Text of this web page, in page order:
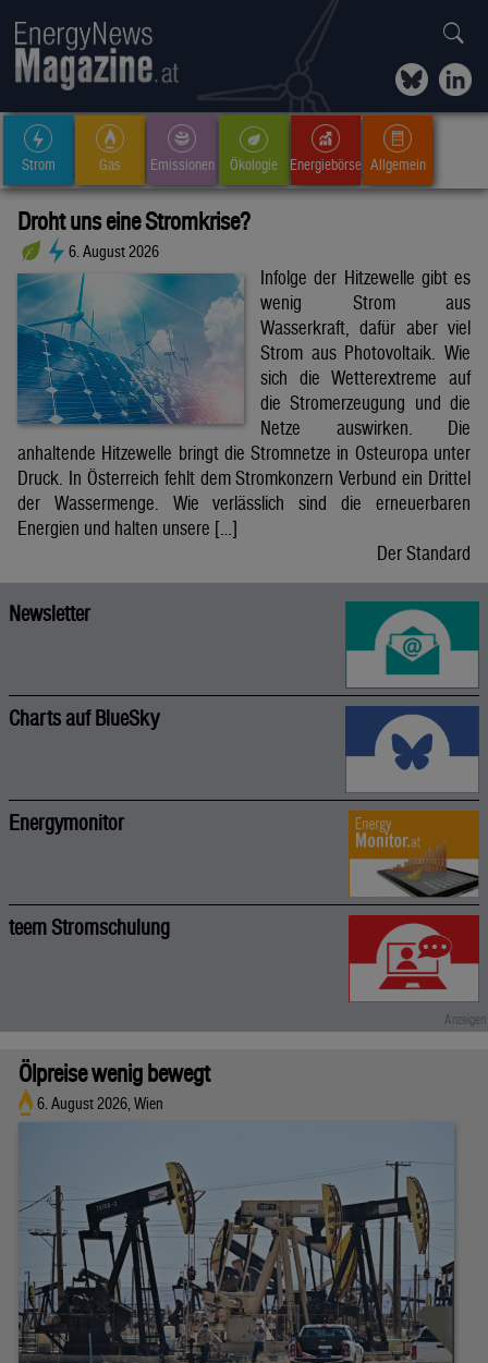
Strom Gas Emissionen Ökologie Energiebörse Allgemein
Droht uns eine Stromkrise?
6. August 2026
Infolge der Hitzewelle gibt es
wenig Strom aus
Wasserkraft, dafür aber viel
Strom aus Photovoltaik. Wie
sich die Wetterextreme auf
die Stromerzeugung und die
Netze auswirken. Die
anhaltende Hitzewelle bringt die Stromnetze in Osteuropa unter
Druck. In Österreich fehlt dem Stromkonzern Verbund ein Drittel
der Wassermenge. Wie verlässlich sind die erneuerbaren
Energien und halten unsere […]
Der Standard
Newsletter
Charts auf BlueSky
Energymonitor
teem Stromschulung
Ölpreise wenig bewegt
6. August 2026, Wien